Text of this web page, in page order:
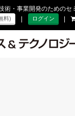
術・事業開発のためのセ
料) | ログイン |